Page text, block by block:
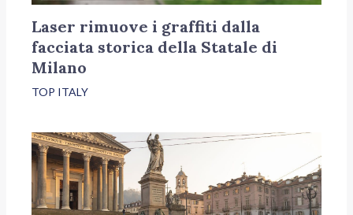
Laser rimuove i graffiti dalla
facciata storica della Statale di
Milano
TOP ITALY